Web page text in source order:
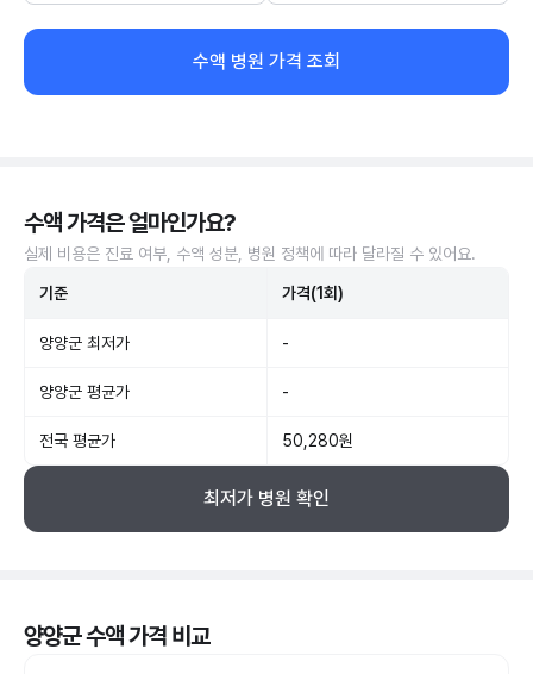
수액 병원 가격 조회
수액 가격은 얼마인가요?
실제 비용은 진료 여부, 수액 성분, 병원 정책에 따라 달라질 수 있어요.
기준 가격(1회)
양양군 최저가 -
양양군 평균가 -
전국 평균가 50,280원
최저가 병원 확인
양양군 수액 가격 비교